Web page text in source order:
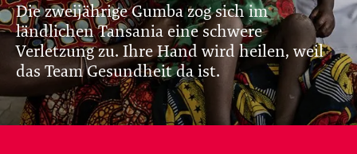
Die zweijährige Gumba zog sich im
ländlichen Tansania eine schwere
Verletzung zu. Ihre Hand wird heilen, weil
das Team Gesundheit daist.